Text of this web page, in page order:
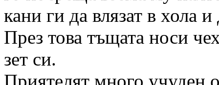
кани ги да влязат в хола и
През това тъщата носи
зет си.